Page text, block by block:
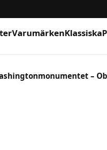
VarumärkenKlassiska
–